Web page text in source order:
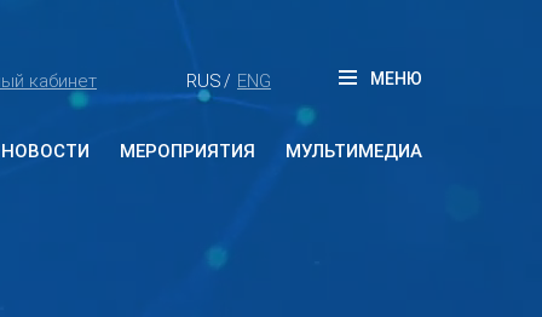
кабинет RUS / ENG МЕНЮ
НОВОСТИ МЕРОПРИЯТИЯ
Прошедшие мероприятия
МУЛЬТИМЕДИА